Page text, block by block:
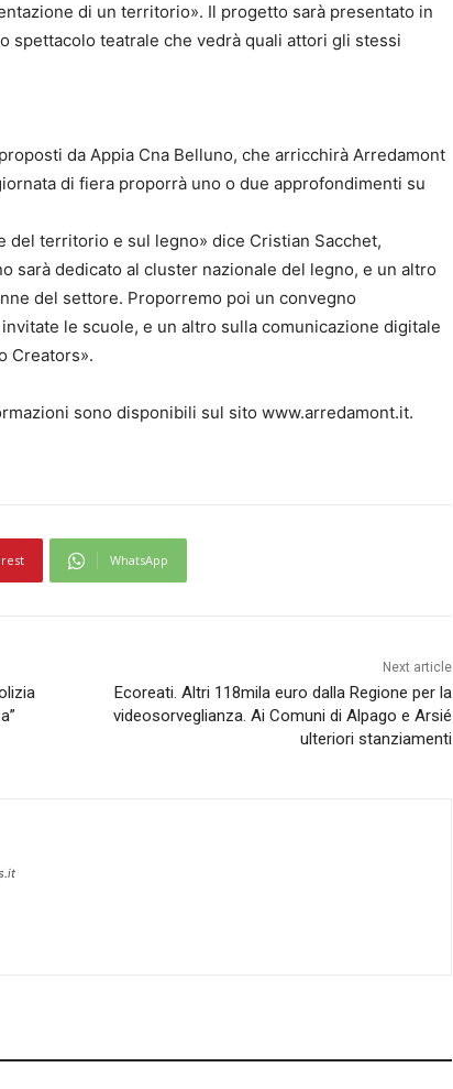
di un territorio». Il progetto sarà presentato in
spettacolo teatrale che vedrà quali attori gli stessi
da Appia Cna Belluno, che arricchirà Arredamont
di fiera proporrà uno o due approfondimenti su
del territorio e sul legno» dice Cristian Sacchet,
sarà dedicato al cluster nazionale del legno, e un altro
del settore. Proporremo poi un convegno
le scuole, e un altro sulla comunicazione digitale
Creators».
sono disponibili sul sito www.arredamont.it.
WhatsApp
Next article
Ecoreati. Altri 118mila euro dalla Regione per la
videosorveglianza. Ai Comuni di Alpago e Arsié
ulteriori stanziamenti